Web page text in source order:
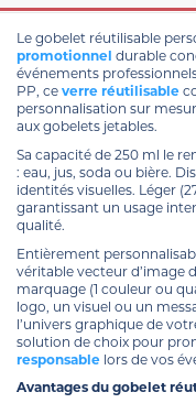
Le gobelet réutilisable
promotionnel durable
événements
PP, ce verre réutilisable
personnalisation sur
aux gobelets jetables.
Sa capacité de 250 ml le
: eau, jus, soda ou bière.
identités visuelles. Léger
garantissant un usage
qualité.
Entièrement
véritable vecteur d’image
marquage (1 couleur ou
logo, un visuel ou un
l’univers graphique de
solution de choix pour
responsable lors de vos
Avantages du gobelet